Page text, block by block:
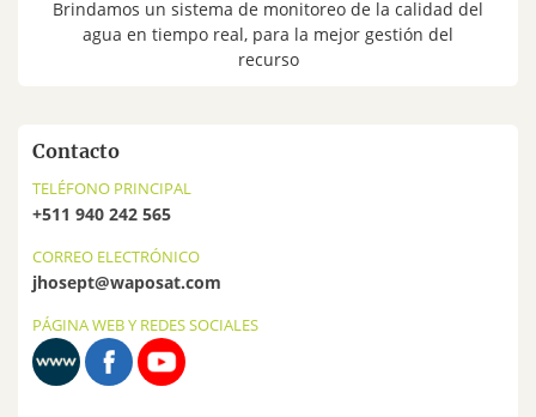
Brindamos un sistema de monitoreo de la calidad del
agua en tiempo real, para la mejor gestión del
recurso
Contacto
TELÉFONO PRINCIPAL
+511 940 242 565
CORREO ELECTRÓNICO
jhosept@waposat.com
PÁGINA WEB Y REDES SOCIALES